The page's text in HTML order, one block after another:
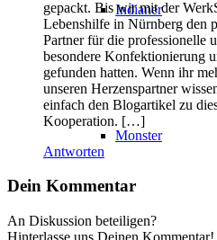
Indianer
Monster
gepackt. Bis wir mit der
Lebenshilfe in Nürnberg den
Partner für die professionelle
besondere Konfektionierung
gefunden hatten. Wenn ihr
unseren Herzenspartner
einfach den Blogartikel zu
Kooperation. […]
Antworten
Dein Kommentar
An Diskussion beteiligen?
Hinterlasse uns Deinen Kommentar!